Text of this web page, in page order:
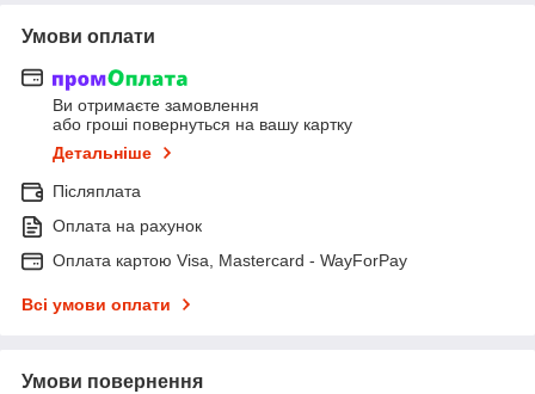
Умови оплати
Ви отримаєте замовлення
або гроші повернуться на вашу картку
Детальніше
Післяплата
Оплата на рахунок
Оплата картою Visa, Mastercard - WayForPay
Всі умови оплати
Умови повернення